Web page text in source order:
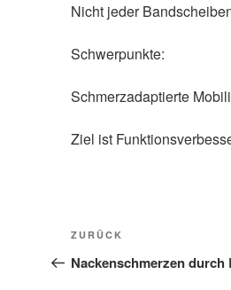
Nicht jeder
Schwerpunkte:
Schmerzadaptierte
Ziel ist
Vorheriger
Beitrag
ZURÜCK
Nackenschmerzen